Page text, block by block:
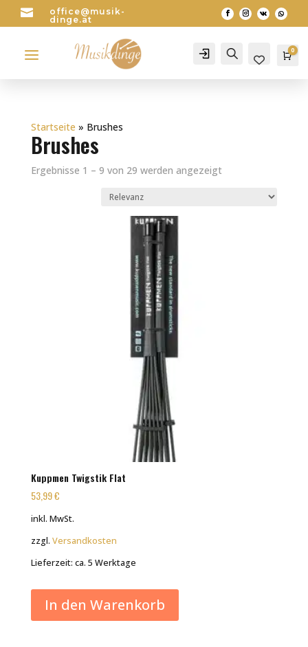

office@musik-
dinge.at
a Account Search 0
Startseite » Brushes
Brushes
Ergebnisse 1 – 9 von 29 werden angezeigt
Kuppmen Twigstik Flat
53,99€
inkl. MwSt.
zzgl. Versandkosten
Lieferzeit: ca. 5 Werktage
In den Warenkorb